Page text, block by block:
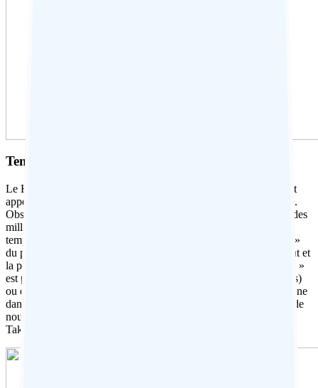
Temple d’Or – Cérémonie du matin
Le Harmandir Sahib (ou Hari Mandir) à Amritsar, communément
appelé le Temple d’Or, est le sanctuaire le plus sacré du sikhisme.
Observez la vie, la puissance et la vitalité de ce temple qui attire des
milliers de pèlerins venus d’Inde et de l’étranger. Les meilleurs
temps pour visiter sont la nuit et tôt le matin – lorsque le « kirtan »
du petit matin commence dans la zone la plus sacrée avec le chant et
la procession de l’Akal Takht. Dans ce cas, « Guru Granth Sagib »
est porté sur un palanquin sur les épaules de sevadars (volontaires)
ou de pèlerins masculins. « Guru Granth Sahib » reste sur son trône
dans la zone la plus sacrée jusqu’en début de soirée avant d’être de
nouveau transporté en procession sur le palanquin jusqu’à l’Akal
Takht pour le repos nocturne.